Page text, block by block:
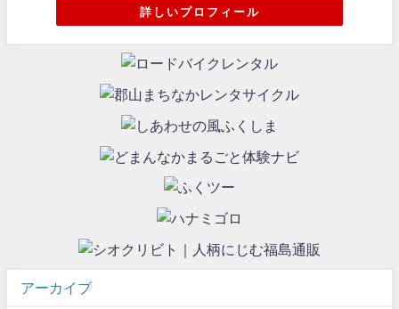
詳しいプロフィール
アーカイブ